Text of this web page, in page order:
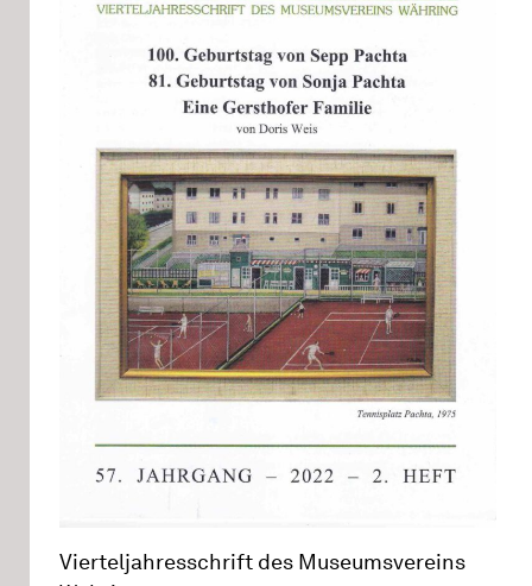
Vierteljahresschrift des Museumsvereins